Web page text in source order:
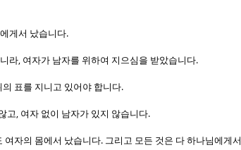
게서 났습니다.
라, 여자가 남자를 위하여 지으심을 받았습니다.
의 표를 지니고 있어야 합니다.
고, 여자 없이 남자가 있지 않습니다.
여자의 몸에서 났습니다. 그리고 모든 것은 다 하나님에게서